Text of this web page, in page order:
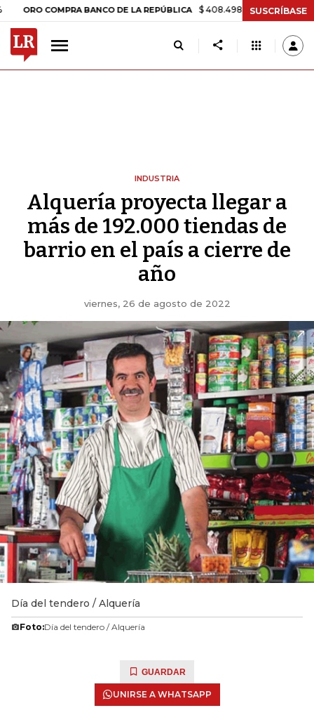
COMPRA BANCO DE LA REPÚBLICA $ 408.498,97 +$ 8.753,81 +2,19%
SUSCRÍBASE
INDUSTRIA
Alquería proyecta llegar a
más de 192.000 tiendas de
barrio en el país a cierre de
año
viernes, 26 de agosto de 2022
Día del tendero / Alquería
Foto:Día del tendero / Alquería
GUARDAR
UNIRSE A WHATSAPP